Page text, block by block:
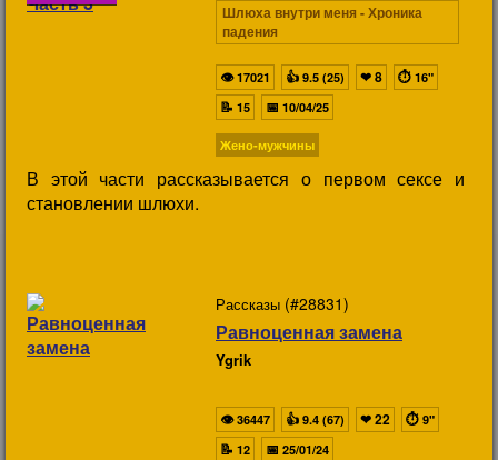
Шлюха внутри меня - Хроника
падения
В этой части рассказывается о первом сексе и
становлении шлюхи.
👁17021 👍 9.5 (25) ❤8 ⏱ 16"
📝 15 📅 10/04/25
Жено-мужчины
Рассказы (#28831)
Равноценная замена
Ygrik
👁36447 👍 9.4 (67) ❤22 ⏱ 9"
📝 12 📅 25/01/24